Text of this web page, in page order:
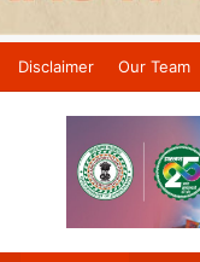
Disclaimer Our Team